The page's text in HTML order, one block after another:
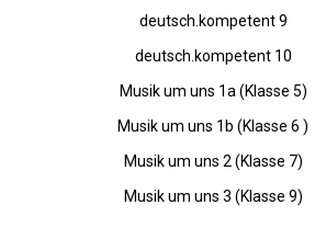
deutsch.kompetent 9
deutsch.kompetent 10
Musik um uns 1a (Klasse 5)
Musik um uns 1b (Klasse 6 )
Musik um uns 2 (Klasse 7)
Musik um uns 3 (Klasse 9)